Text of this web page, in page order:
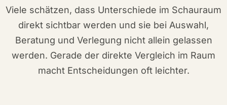
Viele schätzen, dass Unterschiede im Schauraum
direkt sichtbar werden und sie bei Auswahl,
Beratung und Verlegung nicht allein gelassen
werden. Gerade der direkte Vergleich im Raum
macht Entscheidungen oft leichter.